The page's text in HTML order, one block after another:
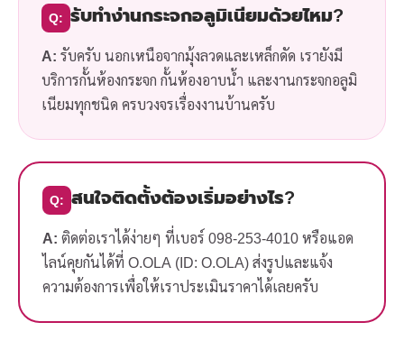
Q: รับทำง่านกระจกอลูมิเนียมด้วยไหม?
A: รับครับ นอกเหนือจากมุ้งลวดและเหล็กดัด เรายังมี
บริการกั้นห้องกระจก กั้นห้องอาบน้ำ และงานกระจกอลูมิ
เนียมทุกชนิด ครบวงจรเรื่องงานบ้านครับ
Q: สนใจติดตั้งต้องเริ่มอย่างไร?
A: ติดต่อเราได้ง่ายๆ ที่เบอร์ 098-253-4010 หรือแอด
ไลน์คุยกันได้ที่ O.OLA (ID: O.OLA) ส่งรูปและแจ้ง
ความต้องการเพื่อให้เราประเมินราคาได้เลยครับ